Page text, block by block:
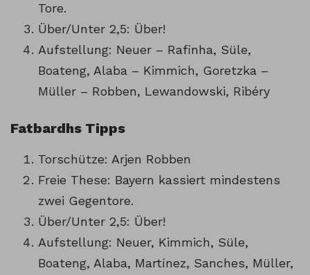
Tore.
Über/Unter 2,5: Über!
Aufstellung: Neuer – Rafinha, Süle,
Boateng, Alaba – Kimmich, Goretzka –
Müller – Robben, Lewandowski, Ribéry
Fatbardhs Tipps
Torschütze: Arjen Robben
Freie These: Bayern kassiert mindestens
zwei Gegentore.
Über/Unter 2,5: Über!
Aufstellung: Neuer, Kimmich, Süle,
Boateng, Alaba, Martínez, Sanches, Müller,